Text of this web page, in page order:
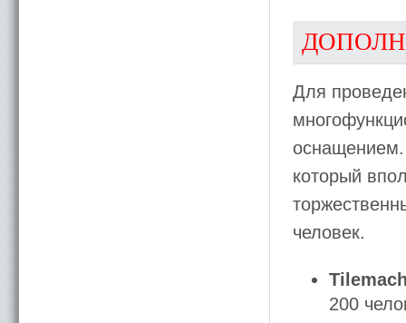
Для
который
человек.
200